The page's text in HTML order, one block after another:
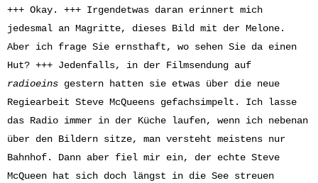
+++ Okay. +++ Irgendetwas daran erinnert mich
jedesmal an Magritte, dieses Bild mit der Melone.
Aber ich frage Sie ernsthaft, wo sehen Sie da einen
Hut? +++ Jedenfalls, in der Filmsendung auf
radioeins gestern hatten sie etwas über die neue
Regiearbeit Steve McQueens gefachsimpelt. Ich lasse
das Radio immer in der Küche laufen, wenn ich nebenan
über den Bildern sitze, man versteht meistens nur
Bahnhof. Dann aber fiel mir ein, der echte Steve
McQueen hat sich doch längst in die See streuen